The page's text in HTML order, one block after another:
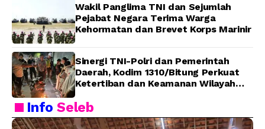
Wakil Panglima TNI dan Sejumlah
Pejabat Negara Terima Warga
Kehormatan dan Brevet Korps Marinir
Sinergi TNI-Polri dan Pemerintah
Daerah, Kodim 1310/Bitung Perkuat
Ketertiban dan Keamanan Wilayah
InfoSeleb